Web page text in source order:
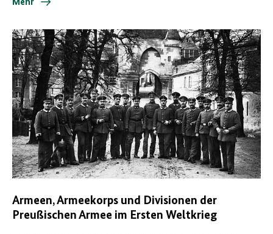
Mehr
Armeen, Armeekorps und Divisionen der
Preußischen Armee im Ersten Weltkrieg